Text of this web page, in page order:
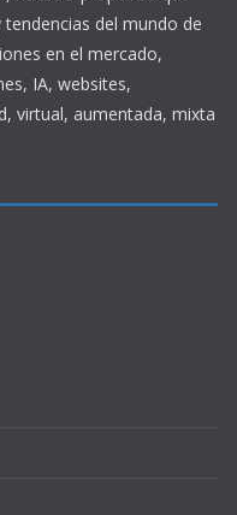
del mundo de
en el mercado,
IA, websites,
virtual, aumentada, mixta